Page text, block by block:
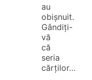
au
obișnuit.
Gândiți-
vă
că
seria
cărților…